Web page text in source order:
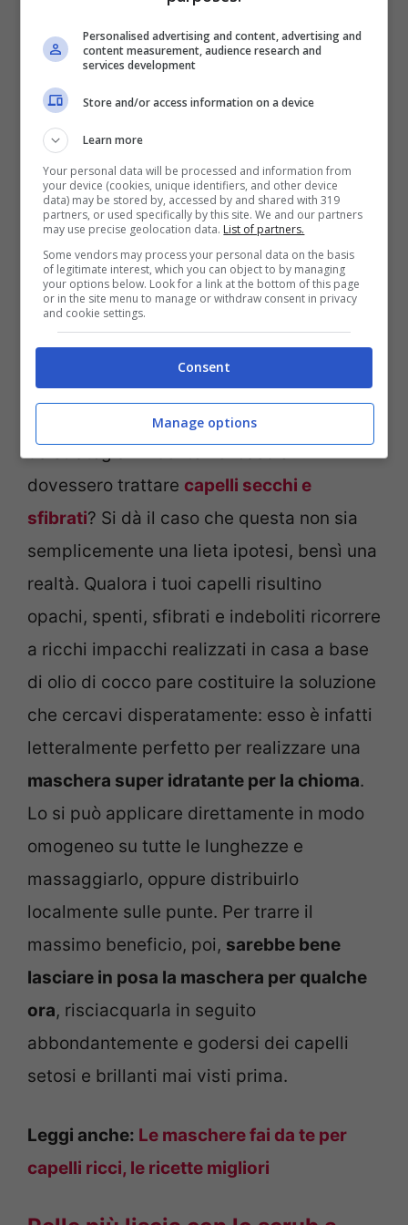
delle pelli un aspetto decisamente più
Ideale da usare come doposole,l’olio di
cocco svolge anche una importante
azione emolliente, utile anche per il post-
epilazione e dunque dopo aver eseguito
SOS maschera per capelli più
forti e sani? Utilizza l’olio di
E se l’olio di cocco potesse fungere anche
da strategia vincente nel caso si
dovessero trattare capelli secchi e
sfibrati? Si dà il caso che questa non sia
semplicemente una lieta ipotesi, bensì una
realtà. Qualora i tuoi capelli risultino
opachi, spenti, sfibrati e indeboliti ricorrere
a ricchi impacchi realizzati in casa a base
di olio di cocco pare costituire la soluzione
che cercavi disperatamente: esso è infatti
letteralmente perfetto per realizzare una
maschera super idratante per la chioma.
Lo si può applicare direttamente in modo
omogeneo su tutte le lunghezze e
massaggiarlo, oppure distribuirlo
localmente sulle punte. Per trarre il
massimo beneficio, poi, sarebbe bene
lasciare in posa la maschera per qualche
ora, risciacquarla in seguito
abbondantemente e godersi dei capelli
setosi e brillanti mai visti prima.
Leggi anche: Le maschere fai da te per
capelli ricci, le ricette migliori
Personalised advertising and content, advertising and
content measurement, audience research and
services development
Store and/or access information on a device
Learn more
Your personal data will be processed and information from
your device (cookies, unique identifiers, and other device
data) may be stored by, accessed by and shared with 319
partners, or used specifically by this site. We and our partners
may use precise geolocation data. List of partners.
Some vendors may process your personal data on the basis
of legitimate interest, which you can object to by managing
your options below. Look for a link at the bottom of this page
or in the site menu to manage or withdraw consent in privacy
and cookie settings.
Consent
Manage options